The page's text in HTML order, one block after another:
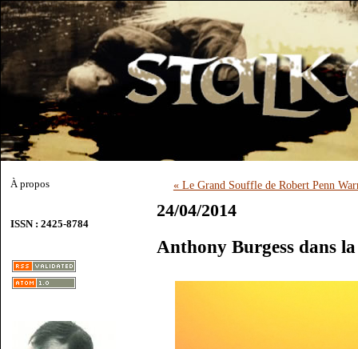
À propos
ISSN : 2425-8784
« Le Grand Souffle de Robert Penn
24/04/2014
Anthony Burgess dans